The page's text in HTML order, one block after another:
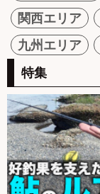
関西エリア
九州エリア
特集